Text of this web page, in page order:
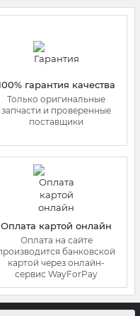
гарантия качества
Только оригинальные
запчасти и проверенные
поставщики
Оплата картой онлайн
Оплата на сайте
банковской
картой через онлайн-
сервис WayForPay